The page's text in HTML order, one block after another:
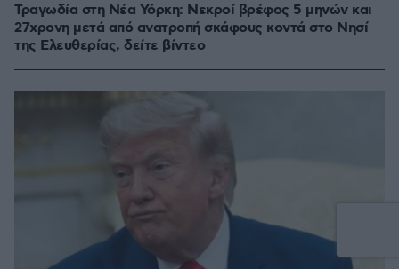
Τραγωδία στη Νέα Υόρκη: Νεκροί βρέφος 5 μηνών και
27χρονη μετά από ανατροπή σκάφους κοντά στο Νησί
της Ελευθερίας, δείτε βίντεο